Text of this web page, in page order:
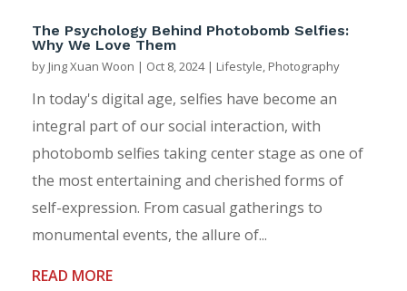
The Psychology Behind Photobomb Selfies:
Why We Love Them
by Jing Xuan Woon | Oct 8, 2024| Lifestyle, Photography
In today's digital age, selfies have become an
integral part of our social interaction, with
photobomb selfies taking center stage as one of
the most entertaining and cherished forms of
self-expression. From casual gatherings to
monumental events, the allure of...
READ MORE